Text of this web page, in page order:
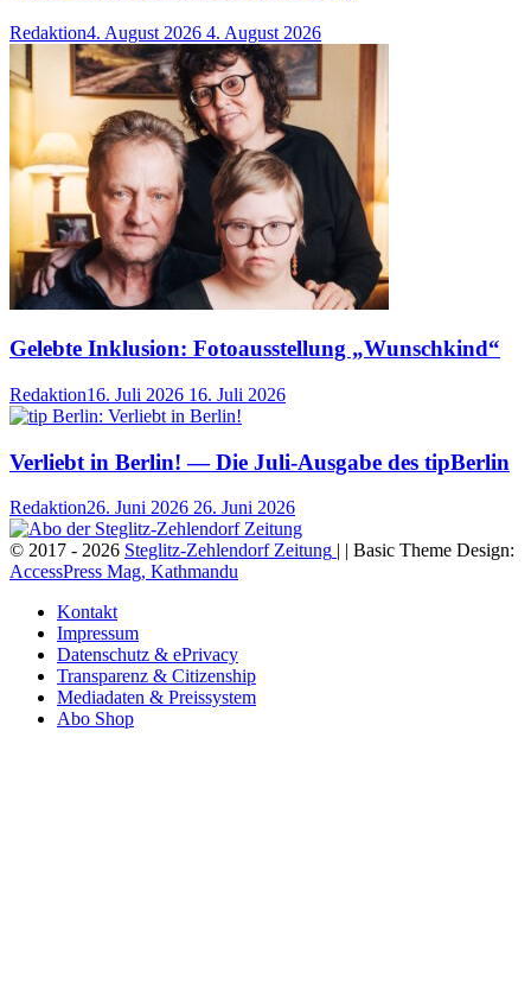
Redaktion4. August 2026 4. August 2026
Gelebte Inklusion: Fotoausstellung „Wunschkind“
Redaktion16. Juli 2026 16. Juli 2026
Verliebt in Berlin! — Die Juli-Ausgabe des tipBerlin
Redaktion26. Juni 2026 26. Juni 2026
© 2017 - 2026 Steglitz-Zehlendorf Zeitung | | Basic Theme Design:
AccessPress Mag, Kathmandu
Kontakt
Impressum
Datenschutz & ePrivacy
Transparenz & Citizenship
Mediadaten & Preissystem
Abo Shop